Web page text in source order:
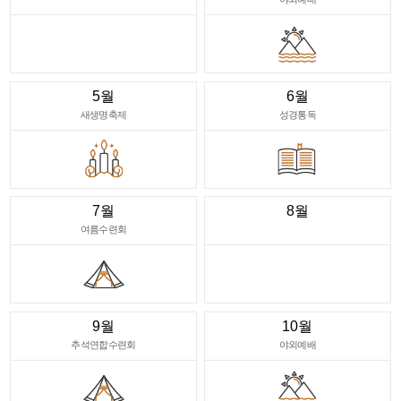
5월
새생명축제
6월
성경통독
7월
여름수련회
8월
9월
추석연합수련회
10월
야외예배